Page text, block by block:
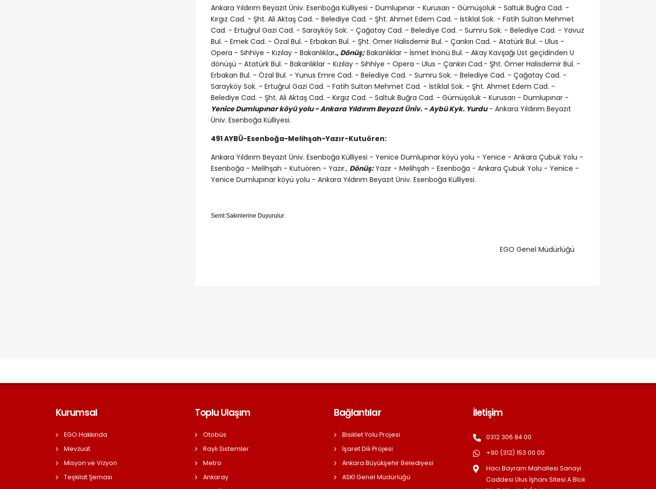
Ankara Yıldırım Beyazıt Üniv. Esenboğa Külliyesi - Dumlupınar - Kurusarı - Gümüşoluk - Saltuk Buğra Cad. -
Kırgız Cad. - Şht. Ali Aktaş Cad. - Belediye Cad. - Şht. Ahmet Edem Cad. - İstiklal Sok. - Fatih Sultan Mehmet
Cad. - Ertuğrul Gazi Cad. - Sarayköy Sok. - Çağatay Cad. - Belediye Cad. - Sumru Sok. - Belediye Cad. - Yavuz
Bul. - Emek Cad. - Özal Bul. - Erbakan Bul. - Şht. Ömer Halisdemir Bul. - Çankırı Cad. - Atatürk Bul. - Ulus -
Opera - Sıhhiye - Kızılay - Bakanlıklar., Dönüş;Bakanlıklar - İsmet İnönü Bul. - Akay Kavşağı Üst geçidinden U
dönüşü - Atatürk Bul. - Bakanlıklar - Kızılay - Sıhhiye - Opera - Ulus - Çankırı Cad.- Şht. Ömer Halisdemir Bul. -
Erbakan Bul. - Özal Bul. - Yunus Emre Cad. - Belediye Cad. - Sumru Sok. - Belediye Cad. - Çağatay Cad. -
Sarayköy Sok. - Ertuğrul Gazi Cad. - Fatih Sultan Mehmet Cad. - İstiklal Sok. - Şht. Ahmet Edem Cad. -
Belediye Cad. - Şht. Ali Aktaş Cad. - Kırgız Cad. - Saltuk Buğra Cad. - Gümüşoluk - Kurusarı - Dumlupınar -
Yenice Dumlupınar köyü yolu - Ankara Yıldırım Beyazıt Üniv. - Aybü Kyk. Yurdu- Ankara Yıldırım Beyazıt
Üniv. Esenboğa Külliyesi.
491AYBÜ-Esenboğa-Melihşah-Yazır-Kutuören:
Ankara Yıldırım Beyazıt Üniv. Esenboğa Külliyesi - Yenice Dumlupınar köyü yolu - Yenice - Ankara Çubuk Yolu -
Esenboğa - Melihşah - Kutuören - Yazır., Dönüş:Yazır - Melihşah - Esenboğa - Ankara Çubuk Yolu - Yenice -
Yenice Dumlupınar köyü yolu - Ankara Yıldırım Beyazıt Üniv. Esenboğa Külliyesi.
Semt Sakinlerine Duyurulur.
EGO Genel Müdürlüğü
Kurumsal
EGO Hakkında
Mevzuat
Misyon ve Vizyon
Teşkilat Şeması
Toplu Ulaşım
Otobüs
Raylı Sistemler
Metro
Ankaray
Bağlantılar
Bisiklet Yolu Projesi
İşaret Dili Projesi
Ankara Büyükşehir Belediyesi
ASKİ Genel Müdürlüğü
İletişim
0312 306 84 00
+90 (312) 153 00 00
Hacı Bayram Mahallesi Sanayi
Caddesi Ulus İşhanı Sitesi A Blok